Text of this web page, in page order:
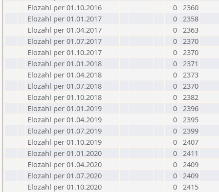
Elozahl per 01.10.2016
0 2360
Elozahl per 01.01.2017
0 2358
Elozahl per 01.04.2017
0 2363
Elozahl per 01.07.2017
0 2370
Elozahl per 01.10.2017
0 2370
Elozahl per 01.01.2018
0 2371
Elozahl per 01.04.2018
0 2373
Elozahl per 01.07.2018
0 2370
Elozahl per 01.10.2018
0 2382
Elozahl per 01.01.2019
0 2396
Elozahl per 01.04.2019
0 2395
Elozahl per 01.07.2019
0 2399
Elozahl per 01.10.2019
0 2407
Elozahl per 01.01.2020
0 2411
Elozahl per 01.04.2020
0 2409
Elozahl per 01.07.2020
0 2409
Elozahl per 01.10.2020
0 2415